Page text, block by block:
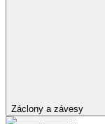
Záclony a závesy